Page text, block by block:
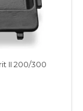
II 200/300